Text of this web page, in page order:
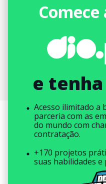
e
Acesso ilimitado a
parceria com as
do mundo com
contratação.
+170 projetos
suas habilidades